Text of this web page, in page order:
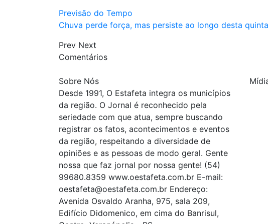
Previsão do Tempo
Chuva perde força, mas persiste ao longo desta
Prev Next
Comentários
Sobre Nós
Desde 1991, O Estafeta integra os municípios
da região. O Jornal é reconhecido pela
seriedade com que atua, sempre buscando
registrar os fatos, acontecimentos e eventos
da região, respeitando a diversidade de
opiniões e as pessoas de modo geral. Gente
nossa que faz jornal por nossa gente! (54)
99680.8359 www.oestafeta.com.br E-mail:
oestafeta@oestafeta.com.br Endereço:
Avenida Osvaldo Aranha, 975, sala 209,
Edifício Didomenico, em cima do Banrisul,